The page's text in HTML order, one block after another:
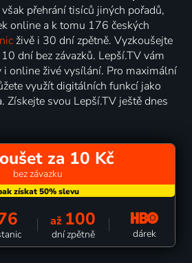
přehrání tisíců jiných pořadů,
online a k tomu 176 českých
živě i 30 dní zpětně. Vyzkoušejte
dní bez závazků. Lepší.TV vám
i online živé vysílání. Pro maximální
využít digitálních funkcí jako
Získejte svou Lepší.TV ještě dnes
za 10 Kč
bez závazku
až 100
dní zpětně dárek